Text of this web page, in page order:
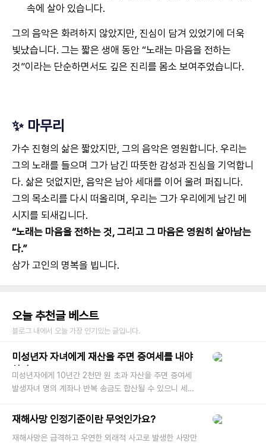
속에 살아 있습니다.
그의 음악은 화려하지 않았지만, 진심이 담겨 있었기에 더욱
빛났습니다. 그는 짧은 생애 동안 “노래는 마음을 전하는
것”이라는 단순하면서도 깊은 진리를 몸소 보여주었습니다.
✨ 마무리
가수 진형의 삶은 짧았지만, 그의 음악은 영원합니다. 우리는
그의 노래를 들으며 그가 남긴 따뜻한 감성과 진심을 기억합니
다. 삶은 덧없지만, 음악은 남아 세대를 이어 울려 퍼집니다.
그의 목소리를 다시 떠올리며, 우리는 그가 우리에게 남긴 메
시지를 되새깁니다.
“노래는 마음을 전하는 것, 그리고 그 마음은 영원히 살아남는
다.”
삼가 고인의 명복을 빕니다.
오늘 추천글 베스트
블로그 내에서 오늘 가장 인기있는 글입니다.
미성년자 자녀에게 재산을 주면 증여세를 내야
하나요?
미성년자에게 10년간 2천만 원 초과 자산을 주면 증여세
발생자녀 명의 계좌나 반복 송금도 합산될 수 있으니 세심
씩 재산을 마련해주
재해사망 인정기준이란 무엇인가요?
재해사망은 급격하고 우연한 외래적 사고로 발생한 사망만